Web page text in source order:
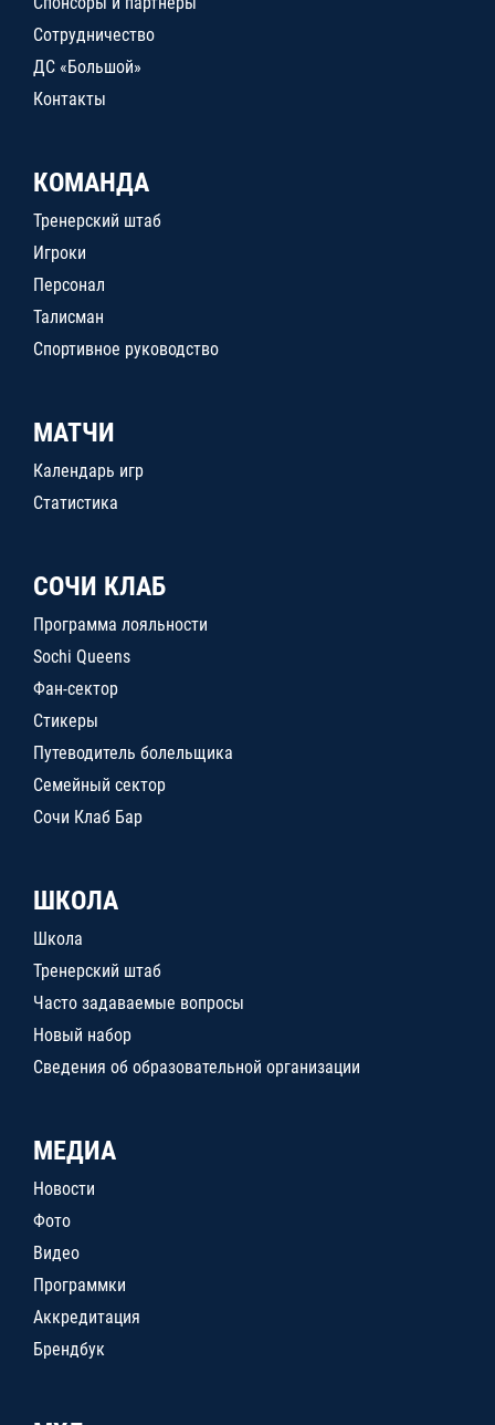
Сотрудничество
ДС «Большой»
Контакты
КОМАНДА
Тренерский штаб
Игроки
Персонал
Талисман
Спортивное руководство
МАТЧИ
Календарь игр
Статистика
СОЧИ КЛАБ
Программа лояльности
Sochi Queens
Фан-сектор
Стикеры
Путеводитель болельщика
Семейный сектор
Сочи Клаб Бар
ШКОЛА
Школа
Тренерский штаб
Часто задаваемые вопросы
Новый набор
Сведения об образовательной организации
МЕДИА
Новости
Фото
Видео
Программки
Аккредитация
Брендбук